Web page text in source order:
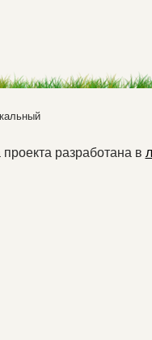
разработана в